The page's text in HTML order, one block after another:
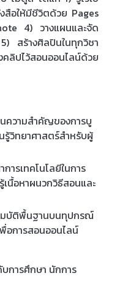
อให้มีชีวิตด้วย Pages
4) วางแผนและจัด
สร้างศิลปินในทุกวิชา
ลิปไว้สอนออนไลน์ด้วย
นความสำคัญของการบู
รู้วิทยาศาสตร์สำหรับผู้
ารเทคโนโลยีในการ
นื้อหาผนวกวิธีสอนและ
มบัติพื้นฐานบนทุปกรณ์
อการสอนออนไลน์
การศึกษา นักการ